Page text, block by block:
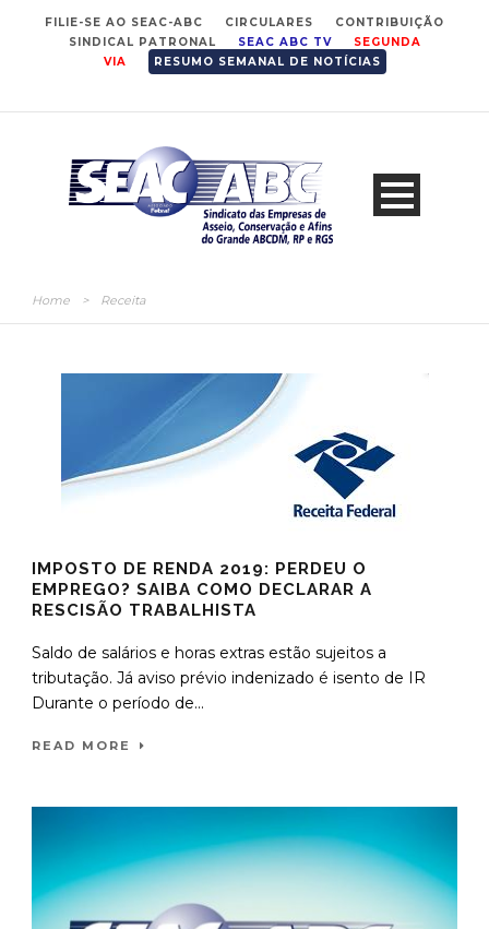
FILIE-SE AO SEAC-ABC CIRCULARES
CONTRIBUIÇÃO
SINDICAL PATRONAL
SEAC ABC TV
SEGUNDA
VIA
RESUMO SEMANAL DE NOTÍCIAS
Home > Receita
IMPOSTO DE RENDA 2019: PERDEU O
EMPREGO? SAIBA COMO DECLARAR A
RESCISÃO TRABALHISTA
Saldo de salários e horas extras estão sujeitos a
tributação. Já aviso prévio indenizado é isento de IR
Durante o período de...
READ MORE